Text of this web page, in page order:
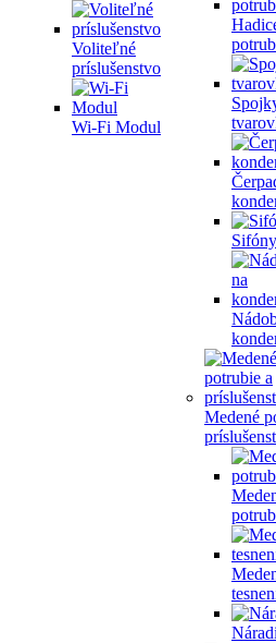
Voliteľné
príslušenstvo
Wi-Fi Modul
Sifóny
Medené